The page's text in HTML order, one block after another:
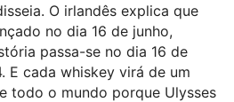
O irlandês explica que
no dia 16 de junho,
passa-se no dia 16 de
E cada whiskey virá de um
todo o mundo porque Ulysses